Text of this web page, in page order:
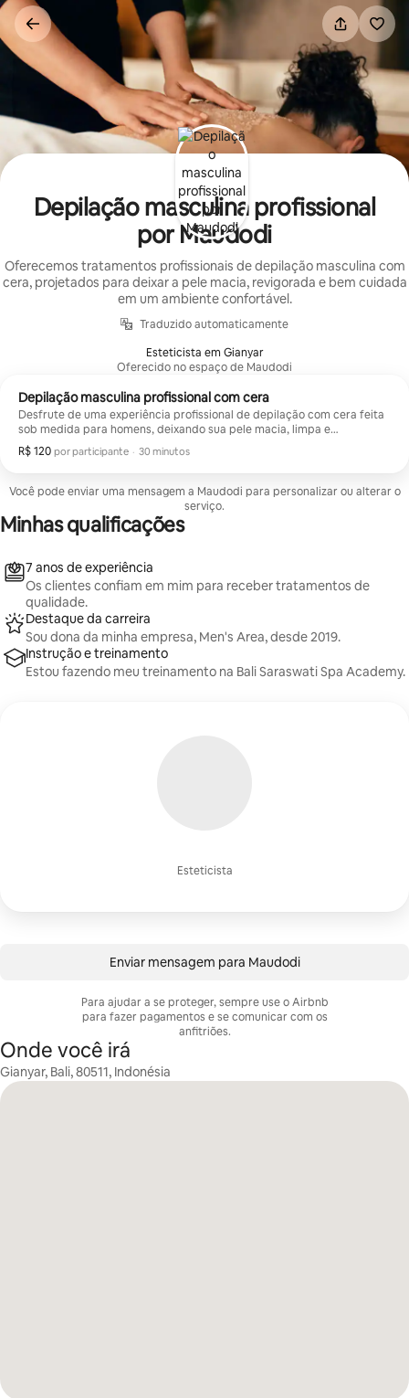
Pular
para
o
conteúdo
Depilação masculina profissional
por Maudodi
Oferecemos tratamentos profissionais de depilação masculina com
cera, projetados para deixar a pele macia, revigorada e bem cuidada
em um ambiente confortável.
Traduzido automaticamente
Esteticista em Gianyar
Oferecido no espaço de Maudodi
Depilação masculina profissional com cera
Desfrute de uma experiência profissional de depilação com cera feita
sob medida para homens, deixando sua pele macia, limpa e
revigorada.
R$ 120 por participante
R$ 120 por participante
, · 30 minutos
Você pode enviar uma mensagem a Maudodi para personalizar ou alterar o
serviço.
Minhas qualificações
Esteticista
7 anos de experiência
Os clientes confiam em mim para receber tratamentos de
qualidade.
Destaque da carreira
Sou dona da minha empresa, Men's Area, desde 2019.
Instrução e treinamento
Estou fazendo meu treinamento na Bali Saraswati Spa Academy.
Enviar mensagem para Maudodi
Para ajudar a se proteger, sempre use o Airbnb
para fazer pagamentos e se comunicar com os
anfitriões.
Onde você irá
Gianyar, Bali, 80511, Indonésia